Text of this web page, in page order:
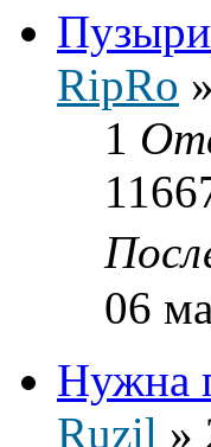
Пузыри
RipRo »
1
06
Нужна
Ruzil »